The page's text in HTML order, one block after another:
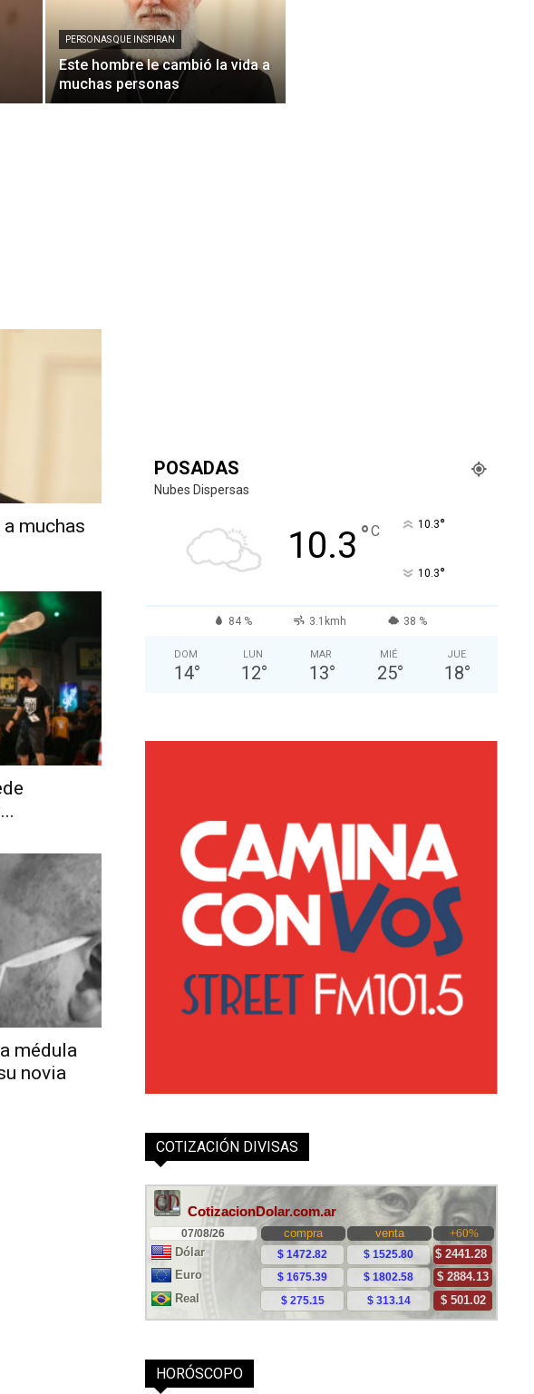
PERSONAS QUE INSPIRAN
Este hombre le cambió la vida a
muchas personas
muchas
médula
novia
POSADAS
Nubes Dispersas
10.3 °C 10.3°
10.3°
84 % 3.1kmh 38 %
DOM
14°
LUN
12°
MAR
13°
MIÉ
25°
JUE
18°
COTIZACIÓN DIVISAS
HORÓSCOPO